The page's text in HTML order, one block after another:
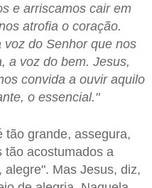
e arriscamos cair em
atrofia o coração.
do Senhor que nos
a voz do bem. Jesus,
convida a ouvir aquilo
o essencial."
tão grande, assegura,
tão acostumados a
Mas Jesus, diz,